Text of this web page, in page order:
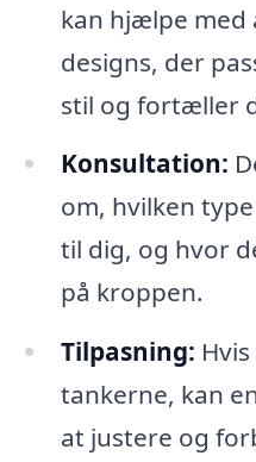
kan hjælpe med
designs, der
stil og fortæller
Konsultation:
om, hvilken
til dig, og hvor
på kroppen.
Tilpasning:
tankerne, kan
at justere og